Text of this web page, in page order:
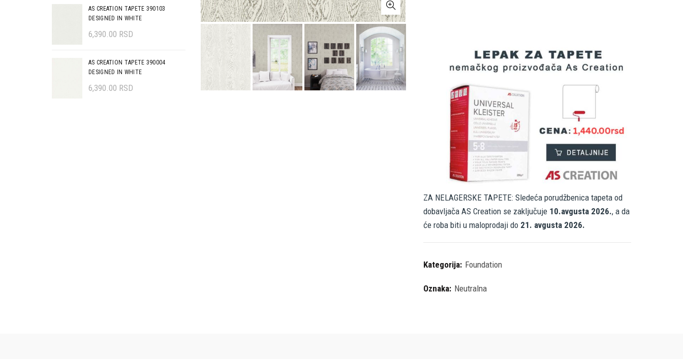
ZA NELAGERSKE TAPETE: Sledeća porudžbenica tapeta od
dobavljača AS Creation se zaključuje 10.avgusta 2026., a da
će roba biti u maloprodaji do 21. avgusta 2026.
Kategorija: Foundation
Oznaka: Neutralna
AS CREATION TAPETE 390103
DESIGNED IN WHITE
6,390.00 RSD
AS CREATION TAPETE 390004
DESIGNED IN WHITE
6,390.00 RSD